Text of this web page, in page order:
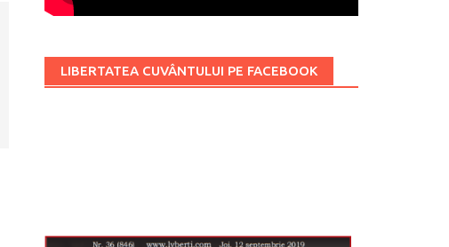
LIBERTATEA CUVÂNTULUI PE FACEBOOK